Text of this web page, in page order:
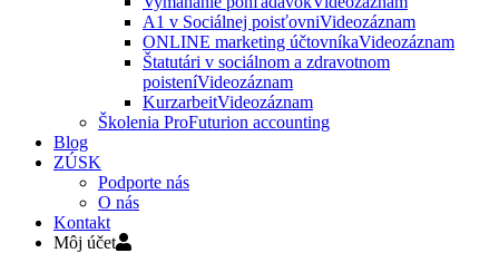
A1 v Sociálnej poisťovniVideozáznam
ONLINE marketing účtovníkaVideozáznam
Štatutári v sociálnom a zdravotnom
poisteníVideozáznam
KurzarbeitVideozáznam
Školenia ProFuturion accounting
Blog
ZÚSK
Podporte nás
O nás
Kontakt
Môj účet